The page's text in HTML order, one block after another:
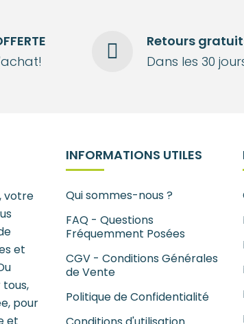
Retours
Dans les 30
votre
et
pour
et
INFORMATIONS UTILES
Qui sommes-nous ?
FAQ - Questions
Fréquemment Posées
CGV - Conditions Générales
de Vente
Politique de Confidentialité